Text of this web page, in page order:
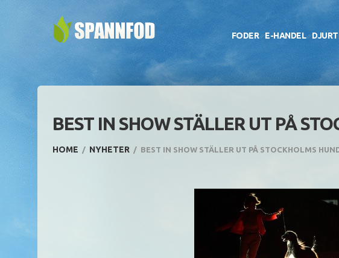
FODER E-HANDEL
BEST IN SHOW STÄLLER UT PÅ
HOME NYHETER BEST IN SHOW STÄLLER UT PÅ STOCKHOLMS